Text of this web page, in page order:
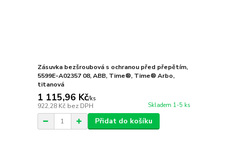
Zásuvka bezšroubová s ochranou před přepětím,
5599E-A02357 08, ABB, Time®, Time® Arbo,
titanová
1 115,96 Kč/ks
922,28 Kč bez DPH Skladem 1-5 ks
Přidat do košíku